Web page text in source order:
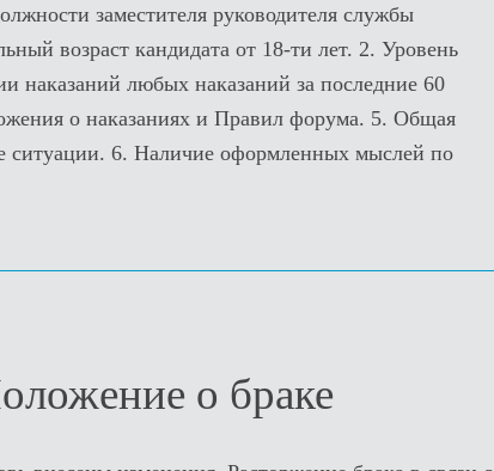
заместителя руководителя службы
возраст кандидата от 18-ти лет. 2. Уровень
наказаний любых наказаний за последние 60
о наказаниях и Правил форума. 5. Общая
ситуации. 6. Наличие оформленных мыслей по
о браке